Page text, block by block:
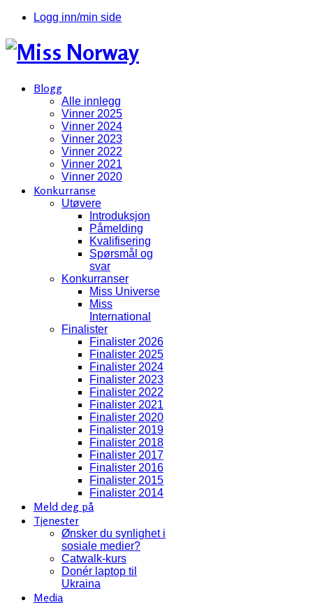
Logg inn/min side
Blogg
Alle innlegg
Vinner 2025
Vinner 2024
Vinner 2023
Vinner 2022
Vinner 2021
Vinner 2020
Konkurranse
Utøvere
Introduksjon
Påmelding
Kvalifisering
Spørsmål og
svar
Konkurranser
Miss Universe
Miss
International
Finalister
Finalister 2026
Finalister 2025
Finalister 2024
Finalister 2023
Finalister 2022
Finalister 2021
Finalister 2020
Finalister 2019
Finalister 2018
Finalister 2017
Finalister 2016
Finalister 2015
Finalister 2014
Meld deg på
Tjenester
Ønsker du synlighet i
sosiale medier?
Catwalk-kurs
Donér laptop til
Ukraina
Media